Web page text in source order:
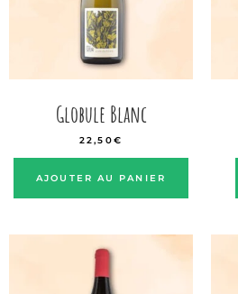
Globule Blanc
22,50€
AJOUTER AU PANIER